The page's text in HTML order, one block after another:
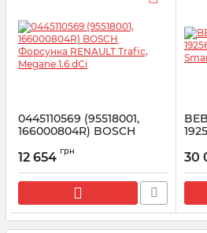
0445110569 (95518001,
166000804R) BOSCH
Trafic, Megane 1.6 dCi
Артикул: 0445110569
12 654 грн 30